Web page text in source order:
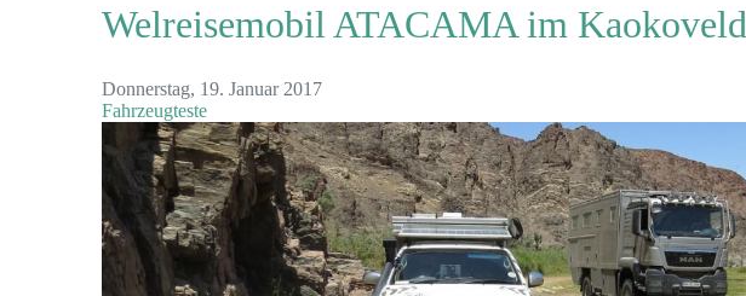
Welreisemobil ATACAMA im Kaokoveld
Donnerstag, 19. Januar 2017
Fahrzeugteste